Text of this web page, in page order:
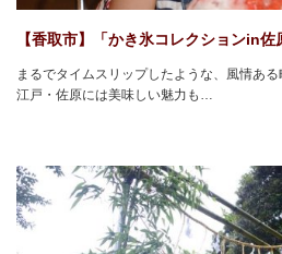
【香取市】「かき氷コレクションin
まるでタイムスリップしたような、風情あ
江戸・佐原には美味しい魅力も…